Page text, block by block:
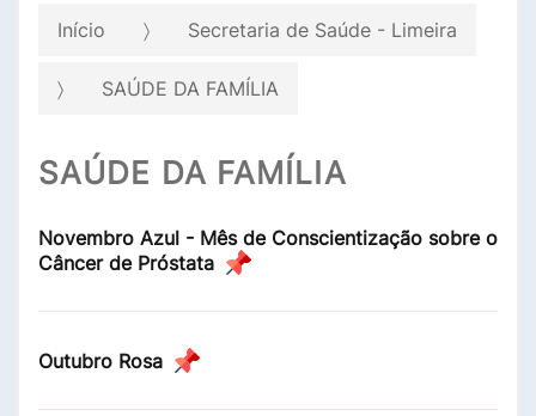
Início Secretaria de Saúde - Limeira
SAÚDE DA FAMÍLIA
SAÚDE DA FAMÍLIA
Novembro Azul - Mês de Conscientização sobre o
Câncer de Próstata
Outubro Rosa